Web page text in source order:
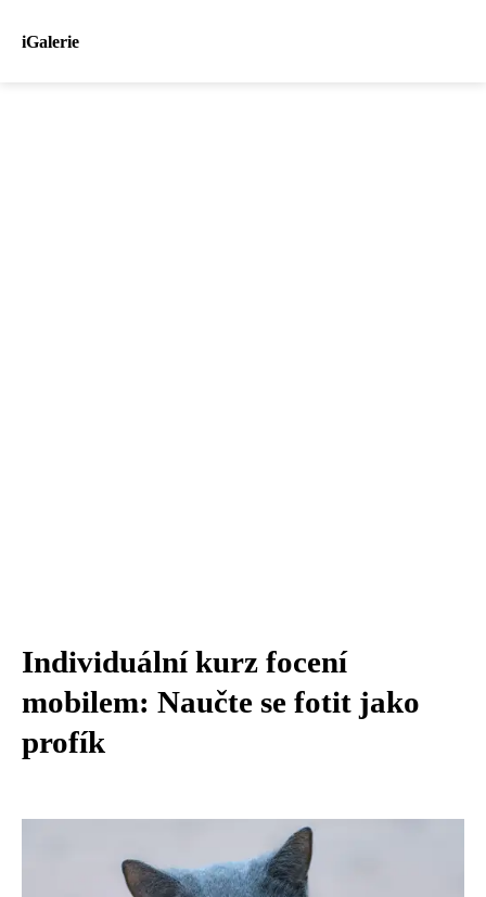
iGalerie
Individuální kurz focení
mobilem: Naučte se fotit jako
profík